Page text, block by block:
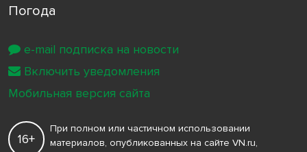
Погода
16+
При полном или частичном использовании
материалов, опубликованных на сайте VN.ru,
e-mail подписка на новости
Включить уведомления
Мобильная версия сайта